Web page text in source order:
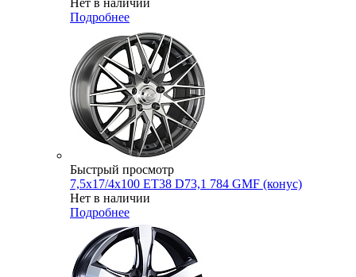
Нет в наличии
Подробнее
Быстрый просмотр
7,5x17/4x100 ET38 D73,1 784 GMF (конус)
Нет в наличии
Подробнее